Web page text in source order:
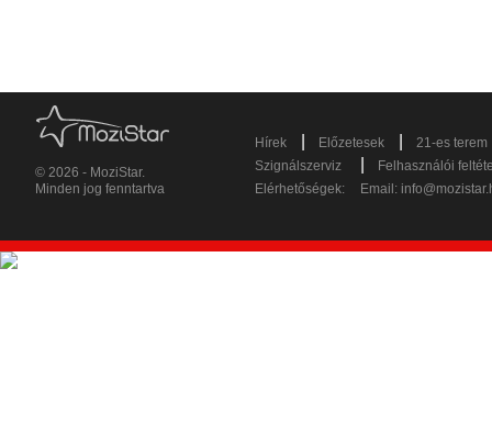
© 2026 - MoziStar.
Minden jog fenntartva
Hírek Előzetesek
21-es terem
Szignálszerviz
Felhasználói
Elérhetőségek:
Email: